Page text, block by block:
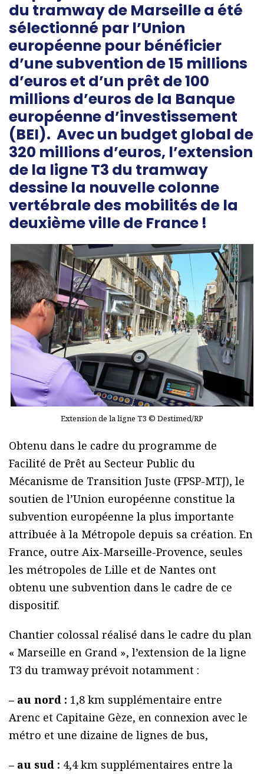
du tramway de Marseille a été
sélectionné par l’Union
européenne pour bénéficier
d’une subvention de 15 millions
d’euros et d’un prêt de 100
millions d’euros de la Banque
européenne d’investissement
(BEI). Avec un budget global de
320 millions d’euros, l’extension
de la ligne T3 du tramway
dessine la nouvelle colonne
vertébrale des mobilités de la
deuxième ville de France !
Extension de la ligne T3 © Destimed/RP
Obtenu dans le cadre du programme de
Facilité de Prêt au Secteur Public du
Mécanisme de Transition Juste (FPSP-MTJ), le
soutien de l’Union européenne constitue la
subvention européenne la plus importante
attribuée à la Métropole depuis sa création. En
France, outre Aix-Marseille-Provence, seules
les métropoles de Lille et de Nantes ont
obtenu une subvention dans le cadre de ce
dispositif.
Chantier colossal réalisé dans le cadre du plan
« Marseille en Grand », l’extension de la ligne
T3 du tramway prévoit notamment :
– au nord : 1,8 km supplémentaire entre
Arenc et Capitaine Gèze, en connexion avec le
métro et une dizaine de lignes de bus,
– au sud : 4,4 km supplémentaires entre la